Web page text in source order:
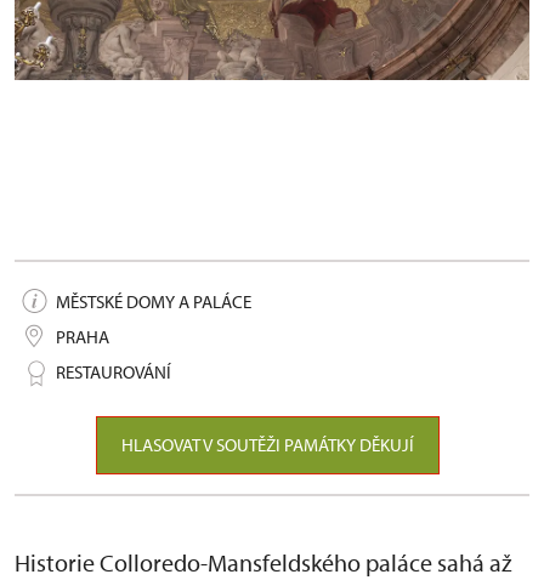
MĚSTSKÉ DOMY A PALÁCE
PRAHA
RESTAUROVÁNÍ
HLASOVAT V SOUTĚŽI PAMÁTKY DĚKUJÍ
Historie Colloredo-Mansfeldského paláce sahá až